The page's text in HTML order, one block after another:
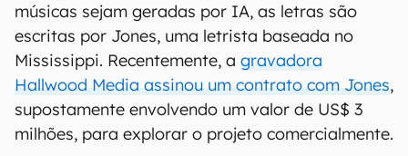
músicas sejam geradas por IA, as letras são
escritas por Jones, uma letrista baseada no
Mississippi. Recentemente, a gravadora
Hallwood Media assinou um contrato com Jones,
supostamente envolvendo um valor de US$ 3
milhões, para explorar o projeto comercialmente.